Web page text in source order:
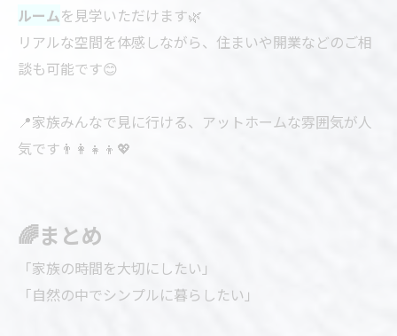
ルームを見学いただけます🌿
リアルな空間を体感しながら、住まいや開業などのご相
談も可能です😊
📍家族みんなで見に行ける、アットホームな雰囲気が人
気です👨‍👩‍👧‍👦💖
🌈まとめ
「家族の時間を大切にしたい」
「自然の中でシンプルに暮らしたい」